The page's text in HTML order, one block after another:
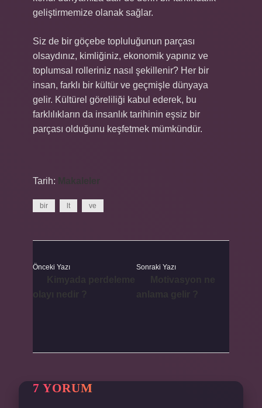
geliştirmemize olanak sağlar.
Siz de bir göçebe topluluğunun parçası
olsaydınız, kimliğiniz, ekonomik yapınız ve
toplumsal rolleriniz nasıl şekillenir? Her bir
insan, farklı bir kültür ve geçmişle dünyaya
gelir. Kültürel göreliliği kabul ederek, bu
farklılıkların da insanlık tarihinin eşsiz bir
parçası olduğunu keşfetmek mümkündür.
Tarih: Makaleler
bir lt ve
Önceki Yazı Sonraki Yazı
7 YORUM